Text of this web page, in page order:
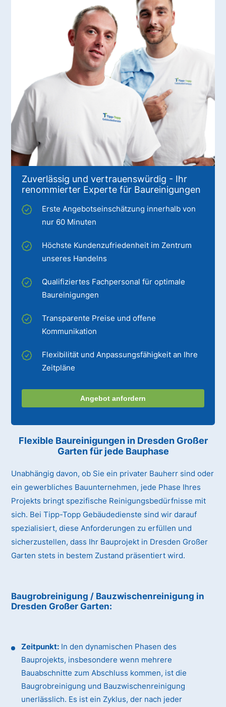
Zuverlässig und vertrauenswürdig - Ihr
renommierter Experte für Baureinigungen
Erste Angebotseinschätzung innerhalb von
nur 60 Minuten
Höchste Kundenzufriedenheit im Zentrum
unseres Handelns
Qualifiziertes Fachpersonal für optimale
Baureinigungen
Transparente Preise und offene
Kommunikation
Flexibilität und Anpassungsfähigkeit an Ihre
Zeitpläne
Angebot anfordern
Flexible Baureinigungen in Dresden Großer
Gartenfür jede Bauphase
Unabhängig davon, ob Sie ein privater Bauherr sind oder
ein gewerbliches Bauunternehmen, jede Phase Ihres
Projekts bringt spezifische Reinigungsbedürfnisse mit
sich. Bei Tipp-Topp Gebäudedienste sind wir darauf
spezialisiert, diese Anforderungen zu erfüllen und
sicherzustellen, dass Ihr Bauprojekt in Dresden Großer
Garten stets in bestem Zustand präsentiert wird.
Baugrobreinigung / Bauzwischenreinigung in
Dresden Großer Garten:
Zeitpunkt: In den dynamischen Phasen des
Bauprojekts, insbesondere wenn mehrere
Bauabschnitte zum Abschluss kommen, ist die
Baugrobreinigung und Bauzwischenreinigung
unerlässlich. Es ist ein Zyklus, der nach jeder